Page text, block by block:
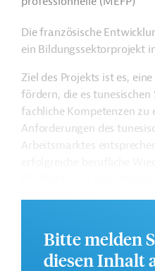
Die französische
ein Bildungssektorprojekt
Ziel des Projekts ist es,
fördern, die es
fachliche Kompetenzen zu
Anforderungen des
Arbeitsmarktes
Ausbildungszentrum für
Grombalia saniert bzw.
Die Durchführung des
Bitte melden
diesen Inhalt